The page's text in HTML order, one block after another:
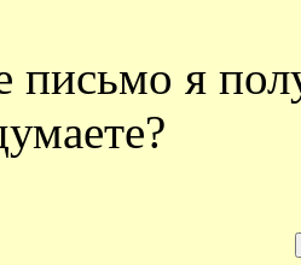
письмо я